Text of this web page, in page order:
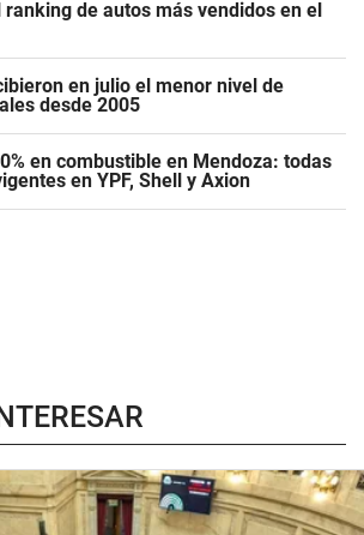
de autos más vendidos en el
en julio el menor nivel de
desde 2005
en combustible en Mendoza: todas
en YPF, Shell y Axion